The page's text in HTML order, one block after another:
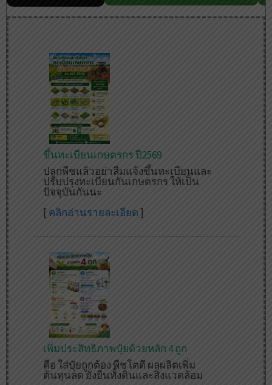
ขึ้นทะเบียนเกษตรกร ปี2569
ปลูกพืชแล้วอย่าลืมแจ้งขึ้นทะเบียนและ
ปรับปรุงทะเบียนกันเกษตรกร ให้เป็น
ปัจจุบันกันนะ
[ คลิกอ่านรายละเอียด]
เพิ่มประสิทธิภาพปุ๋ยด้วยหลัก 4 ถูก
คือ ใส่ปุ๋ยถูกต้อง พืชโตดี ผลผลิตเพิ่ม
ต้นทุนลด ยั่งยืนทั้งดินและสิ่งแวดล้อม